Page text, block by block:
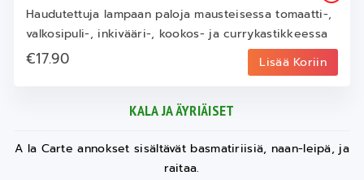
Haudutettuja lampaan paloja mausteisessa tomaatti-,
valkosipuli-, inkivääri-, kookos- ja currykastikkeessa
€17.90 Lisää Koriin
KALA JA ÄYRIÄISET
A la Carte annokset sisältävät basmatiriisiä, naan-leipä, ja
raitaa.